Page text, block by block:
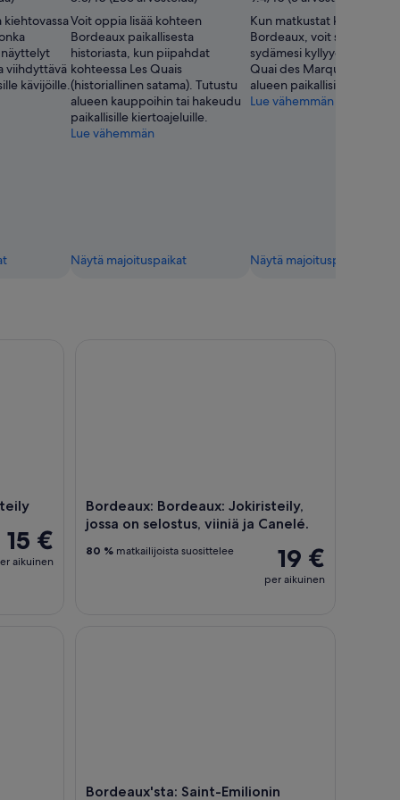
kiehtovassa
viihdyttävä
kävijöille.
Voit oppia lisää kohteen
Bordeaux paikallisesta
historiasta, kun piipahdat
kohteessa Les Quais
(historiallinen satama). Tutustu
alueen kauppoihin tai hakeudu
paikallisille kiertoajeluille.
Lue vähemmän
Näytä majoituspaikat
Kun matkustat kohteeseen
Bordeaux, voit shoppailla
sydämesi kyllyydestä
Quai des Marques.
alueen paikallisille
Lue vähemmän
Näytä majoituspaikat
15 €
aikuinen
Bordeaux: Bordeaux: Jokiristeily,
jossa on selostus, viiniä ja Canelé.
19 €
per aikuinen
80 % matkailijoista suosittelee
Bordeaux'sta: Saint-Emilionin